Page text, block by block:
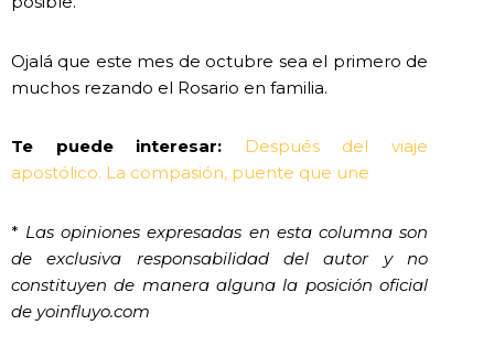
Ojalá que este mes de octubre sea el primero de
muchos rezando el Rosario en familia.
Te puede interesar:
Después del viaje
apostólico. La compasión, puente que une
* Las opiniones expresadas en esta columna son
de exclusiva responsabilidad del autor y no
constituyen de manera alguna la posición oficial
de yoinfluyo.com